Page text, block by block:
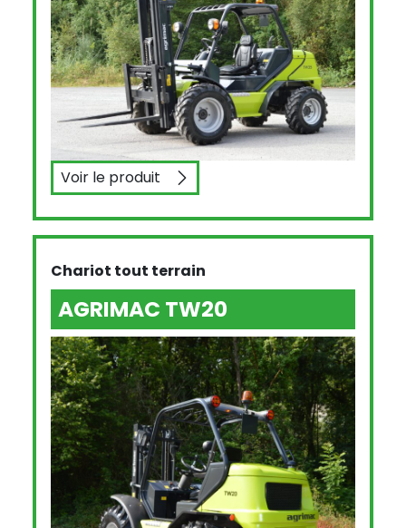
Voir le produitAGRIMAC TW35
Chariot tout terrain
AGRIMAC TW20